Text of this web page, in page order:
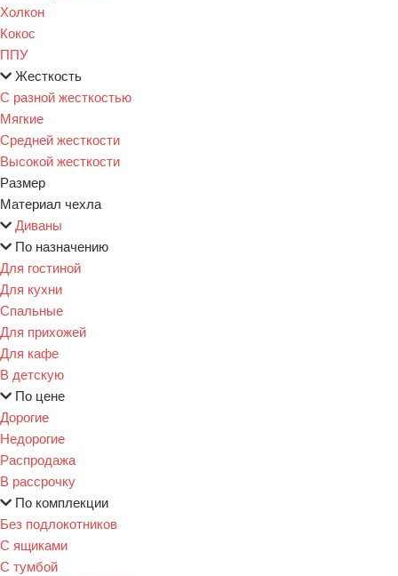
Холкон
Кокос
ППУ
Жесткость
С разной жесткостью
Мягкие
Средней жесткости
Высокой жесткости
Размер
Материал чехла
Диваны
По назначению
Для гостиной
Для кухни
Спальные
Для прихожей
Для кафе
В детскую
По цене
Дорогие
Недорогие
Распродажа
В рассрочку
По комплекции
Без подлокотников
С ящиками
С тумбой